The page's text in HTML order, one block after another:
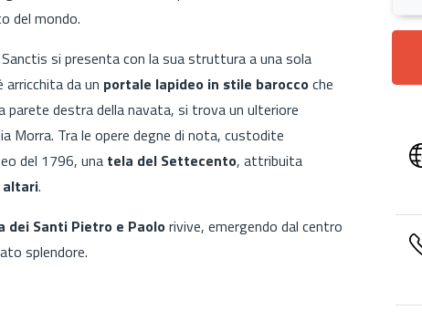
del mondo.
si presenta con la sua struttura a una sola
da un portale lapideo in stile baroccoche
parete destra della navata, si trova un ulteriore
Morra. Tra le opere degne di nota, custodite
del 1796, una tela del Settecento, attribuita
.
dei Santi Pietro e Paolorivive, emergendo dal centro
splendore.